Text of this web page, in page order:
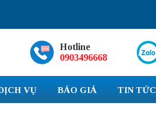
Hotline
0903496668
VỤ BÁO GIÁ TIN TỨC